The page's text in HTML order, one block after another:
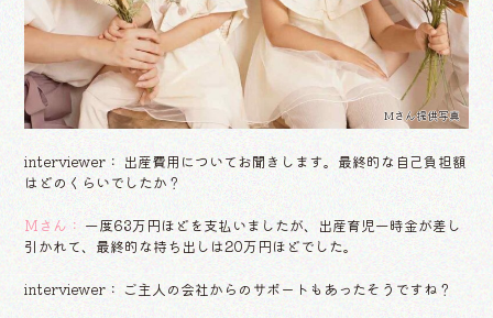
Mさん提供写真
interviewer： 出産費用についてお聞きします。最終的な自己負担額
はどのくらいでしたか？
Mさん： 一度63万円ほどを支払いましたが、出産育児一時金が差し
引かれて、最終的な持ち出しは20万円ほどでした。
interviewer： ご主人の会社からのサポートもあったそうですね？